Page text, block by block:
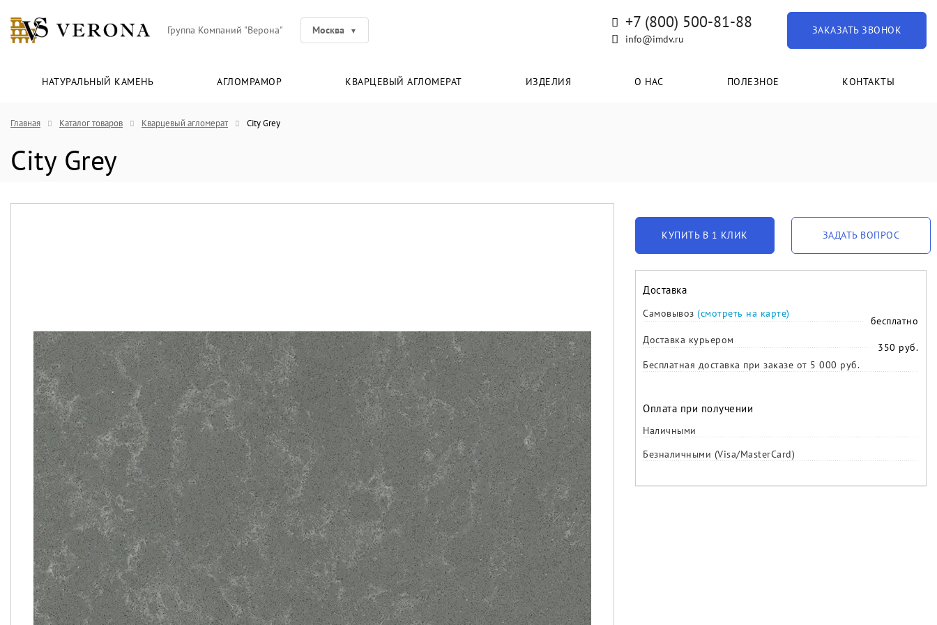
Группа Компаний "Верона" Москва +7 (800) 500-81-88
info@imdv.ru
ЗАКАЗАТЬ ЗВОНОК
НАТУРАЛЬНЫЙ КАМЕНЬ АГЛОМРАМОР КВАРЦЕВЫЙ АГЛОМЕРАТ ИЗДЕЛИЯ О НАС ПОЛЕЗНОЕ КОНТАКТЫ
Главная Каталог товаров Кварцевый агломерат City Grey
City Grey
КУПИТЬ В 1 КЛИК ЗАДАТЬ ВОПРОС
Доставка
Самовывоз (смотреть на карте)
бесплатно
Доставка курьером
350 руб.
Бесплатная доставка при заказе от 5 000 руб.
Оплата при получении
Наличными
Безналичными (Visa/MasterCard)